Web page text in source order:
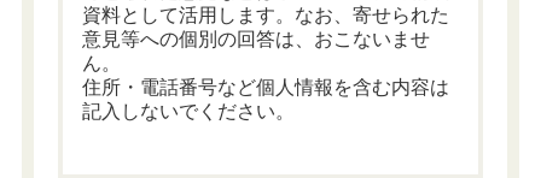
資料として活用します。なお、寄せられた
意見等への個別の回答は、おこないませ
ん。
住所・電話番号など個人情報を含む内容は
記入しないでください。